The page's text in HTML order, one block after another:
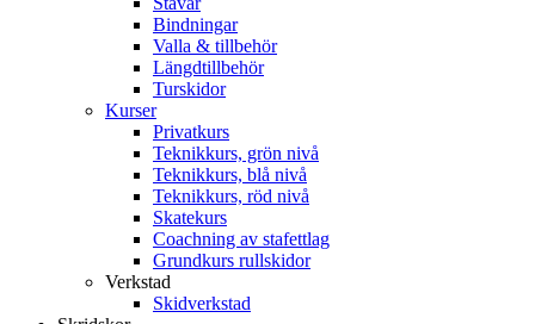
Bindningar
Valla & tillbehör
Längdtillbehör
Turskidor
Kurser
Privatkurs
Teknikkurs, grön nivå
Teknikkurs, blå nivå
Teknikkurs, röd nivå
Skatekurs
Coachning av stafettlag
Grundkurs rullskidor
Verkstad
Skidverkstad